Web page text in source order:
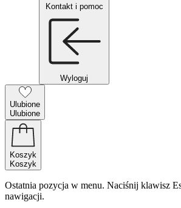
Kontakt i pomoc
Wyloguj
Ulubione
Ulubione
Koszyk
Koszyk
Ostatnia pozycja w menu. Naciśnij klawisz
nawigacji.